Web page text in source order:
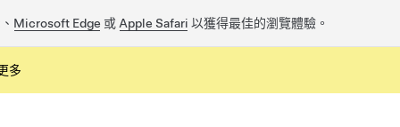
、 Microsoft Edge 或 Apple Safari 以獲得最佳的瀏覽體驗。
多